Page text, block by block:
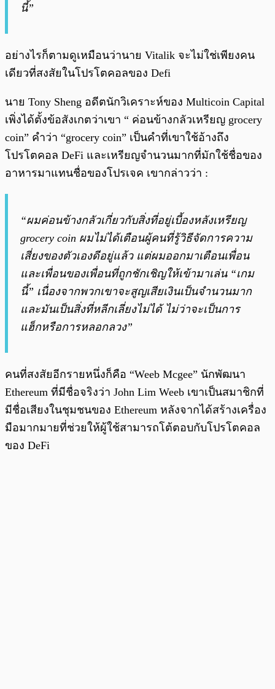
นี้”
อย่างไรก็ตามดูเหมือนว่านาย Vitalik จะไม่ใช่เพียงคน
เดียวที่สงสัยในโปรโตคอลของ Defi
นาย Tony Sheng อดีตนักวิเคราะห์ของ Multicoin Capital
เพิ่งได้ตั้งข้อสังเกตว่าเขา “ ค่อนข้างกลัวเหรียญ grocery
coin” คำว่า “grocery coin” เป็นคำที่เขาใช้อ้างถึง
โปรโตคอล DeFi และเหรียญจำนวนมากที่มักใช้ชื่อของ
อาหารมาแทนชื่อของโปรเจค เขากล่าวว่า :
“ผมค่อนข้างกลัวเกี่ยวกับสิ่งที่อยู่เบี้องหลังเหรียญ
grocery coin ผมไม่ได้เตือนผู้คนที่รู้วิธีจัดการความ
เสี่ยงของตัวเองดีอยู่แล้ว แต่ผมออกมาเตือนเพื่อน
และเพื่อนของเพื่อนที่ถูกชักเชิญให้เข้ามาเล่น “เกม
นี้” เนื่องจากพวกเขาจะสูญเสียเงินเป็นจำนวนมาก
และมันเป็นสิ่งที่หลีกเลี่ยงไม่ได้ ไม่ว่าจะเป็นการ
แฮ็กหรือการหลอกลวง”
คนที่สงสัยอีกรายหนึ่งก็คือ “Weeb Mcgee” นักพัฒนา
Ethereum ที่มีชื่อจริงว่า John Lim Weeb เขาเป็นสมาชิกที่
มีชื่อเสียงในชุมชนของ Ethereum หลังจากได้สร้างเครื่อง
มือมากมายที่ช่วยให้ผู้ใช้สามารถโต้ตอบกับโปรโตคอล
ของ DeFi